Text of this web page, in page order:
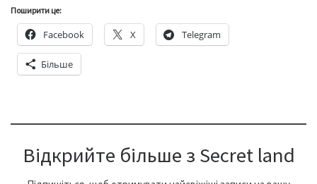
Поширити це:
Facebook X Telegram
Більше
Відкрийте більше з Secret land